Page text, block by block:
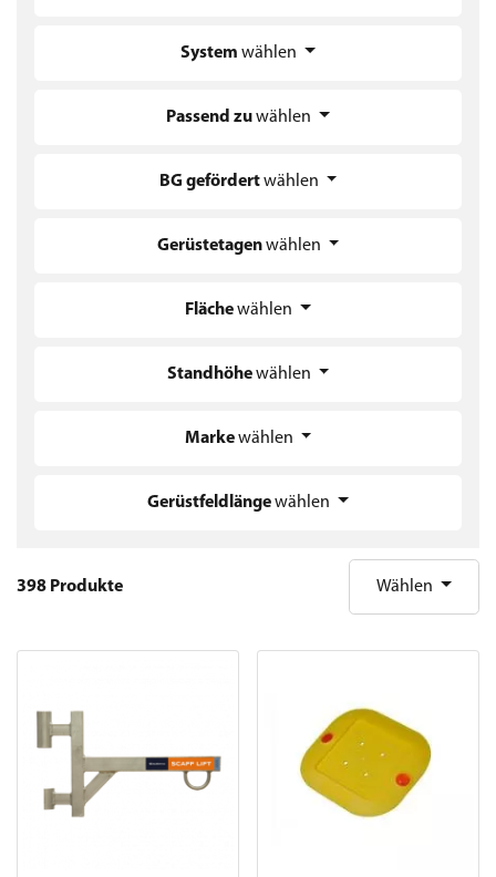
System wählen
Passend zuwählen
BG gefördertwählen
Gerüstetagenwählen
Flächewählen
Standhöhewählen
Markewählen
Gerüstfeldlängewählen
398 Produkte Wählen